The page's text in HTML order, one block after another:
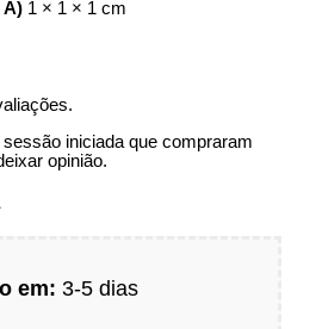
A) 1 × 1 × 1 cm
iniciada que compraram
opinião.
em: 3-5 dias